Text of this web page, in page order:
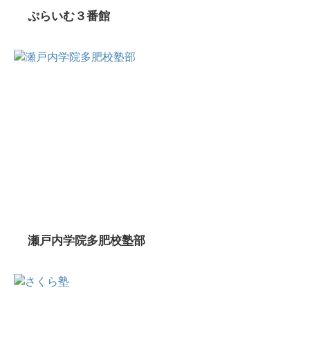
ぷらいむ３番館
瀬戸内学院多肥校塾部